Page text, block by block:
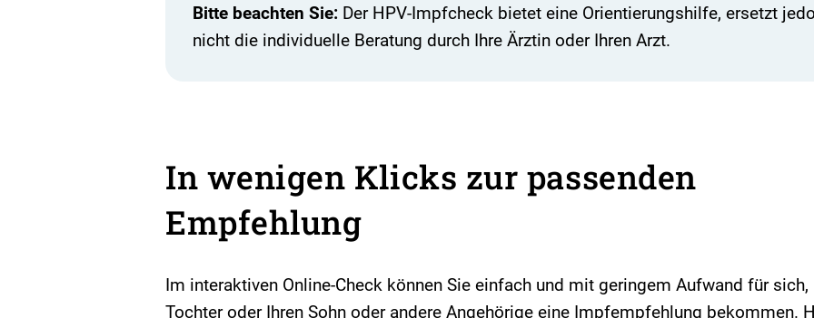
Bitte beachten Sie: Der HPV-Impfcheck bietet eine Orientierungshilfe, ersetzt
nicht die individuelle Beratung durch Ihre Ärztin oder Ihren Arzt.
In wenigen Klicks zur passenden
Empfehlung
Im interaktiven Online-Check können Sie einfach und mit geringem Aufwand für sich,
Tochter oder Ihren Sohn oder andere Angehörige eine Impfempfehlung bekommen.